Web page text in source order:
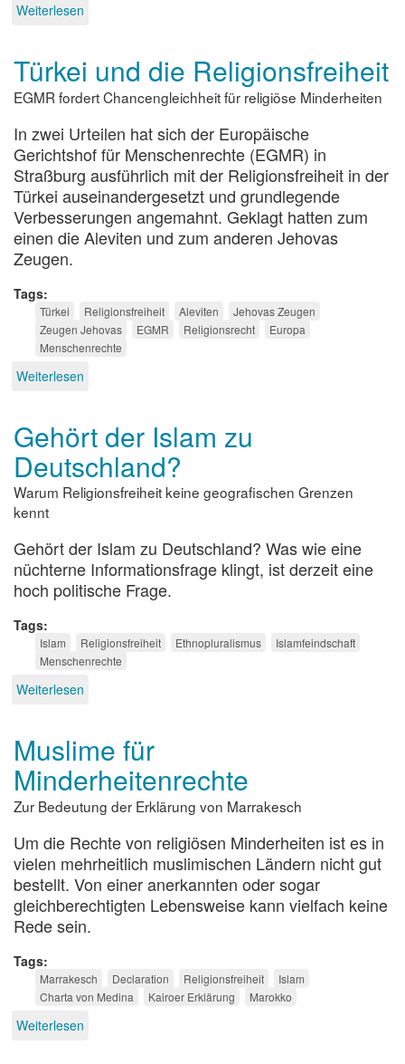
Weiterlesen
Türkei und die Religionsfreiheit
EGMR fordert Chancengleichheit für religiöse Minderheiten
In zwei Urteilen hat sich der Europäische
Gerichtshof für Menschenrechte (EGMR) in
Straßburg ausführlich mit der Religionsfreiheit in der
Türkei auseinandergesetzt und grundlegende
Verbesserungen angemahnt. Geklagt hatten zum
einen die Aleviten und zum anderen Jehovas
Zeugen.
Tags
Türkei Religionsfreiheit Aleviten
Jehovas Zeugen
Zeugen Jehovas
EGMR Religionsrecht
Europa
Menschenrechte
Weiterlesen
die
Religionsfreiheit
Gehört der Islam zu
Deutschland?
Warum Religionsfreiheit keine geografischen Grenzen
kennt
Gehört der Islam zu Deutschland? Was wie eine
nüchterne Informationsfrage klingt, ist derzeit eine
hoch politische Frage.
Tags
Islam Religionsfreiheit Ethnopluralismus
Islamfeindschaft
Menschenrechte
Weiterlesen
zu
Deutschland?
Muslime für
Minderheitenrechte
Zur Bedeutung der Erklärung von Marrakesch
Um die Rechte von religiösen Minderheiten ist es in
vielen mehrheitlich muslimischen Ländern nicht gut
bestellt. Von einer anerkannten oder sogar
gleichberechtigten Lebensweise kann vielfach keine
Rede sein.
Tags
Marrakesch Declaration Religionsfreiheit
Islam
Charta von Medina
Kairoer Erklärung Marokko
Weiterlesen